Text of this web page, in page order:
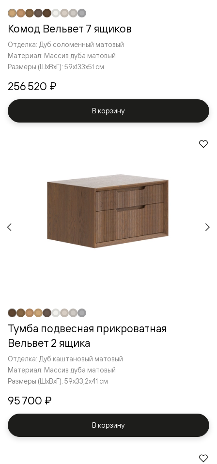
Комод Вельвет 7 ящиков
Отделка: Дуб соломенный матовый
Материал: Массив дуба матовый
Размеры (ШxВxГ): 59x133x51 см
256 520 ₽
В корзину
Тумба подвесная прикроватная
Вельвет 2 ящика
Отделка: Дуб каштановый матовый
Материал: Массив дуба матовый
Размеры (ШxВxГ): 59x33,2x41 см
95 700 ₽
В корзину